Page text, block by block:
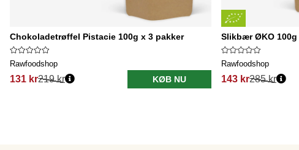
Chokoladetrøffel Pistacie 100g x 3 pakker
Rawfoodshop
131 kr219 kr KØB NU
Slikbær ØKO 100g
Rawfoodshop
143 kr285 kr